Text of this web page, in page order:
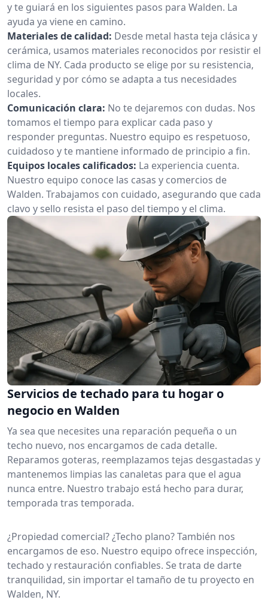
y te guiará en los siguientes pasos para Walden. La
ayuda ya viene en camino.
Materiales de calidad: Desde metal hasta teja clásica y
cerámica, usamos materiales reconocidos por resistir el
clima de NY. Cada producto se elige por su resistencia,
seguridad y por cómo se adapta a tus necesidades
locales.
Comunicación clara: No te dejaremos con dudas. Nos
tomamos el tiempo para explicar cada paso y
responder preguntas. Nuestro equipo es respetuoso,
cuidadoso y te mantiene informado de principio a fin.
Equipos locales calificados: La experiencia cuenta.
Nuestro equipo conoce las casas y comercios de
Walden. Trabajamos con cuidado, asegurando que cada
clavo y sello resista el paso del tiempo y el clima.
Servicios de techado para tu hogar o
negocio en Walden
Ya sea que necesites una reparación pequeña o un
techo nuevo, nos encargamos de cada detalle.
Reparamos goteras, reemplazamos tejas desgastadas y
mantenemos limpias las canaletas para que el agua
nunca entre. Nuestro trabajo está hecho para durar,
temporada tras temporada.
¿Propiedad comercial? ¿Techo plano? También nos
encargamos de eso. Nuestro equipo ofrece inspección,
techado y restauración confiables. Se trata de darte
tranquilidad, sin importar el tamaño de tu proyecto en
Walden, NY.